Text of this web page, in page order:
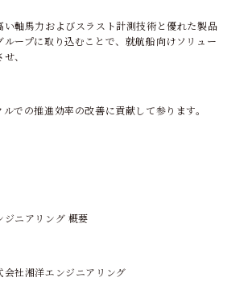
い軸馬力およびスラスト計測技術と優れた製品
ループに取り込むことで、就航船向けソリュー
、
での推進効率の改善に貢献して参ります。
ジニアリング 概要
会社湘洋エンジニアリング